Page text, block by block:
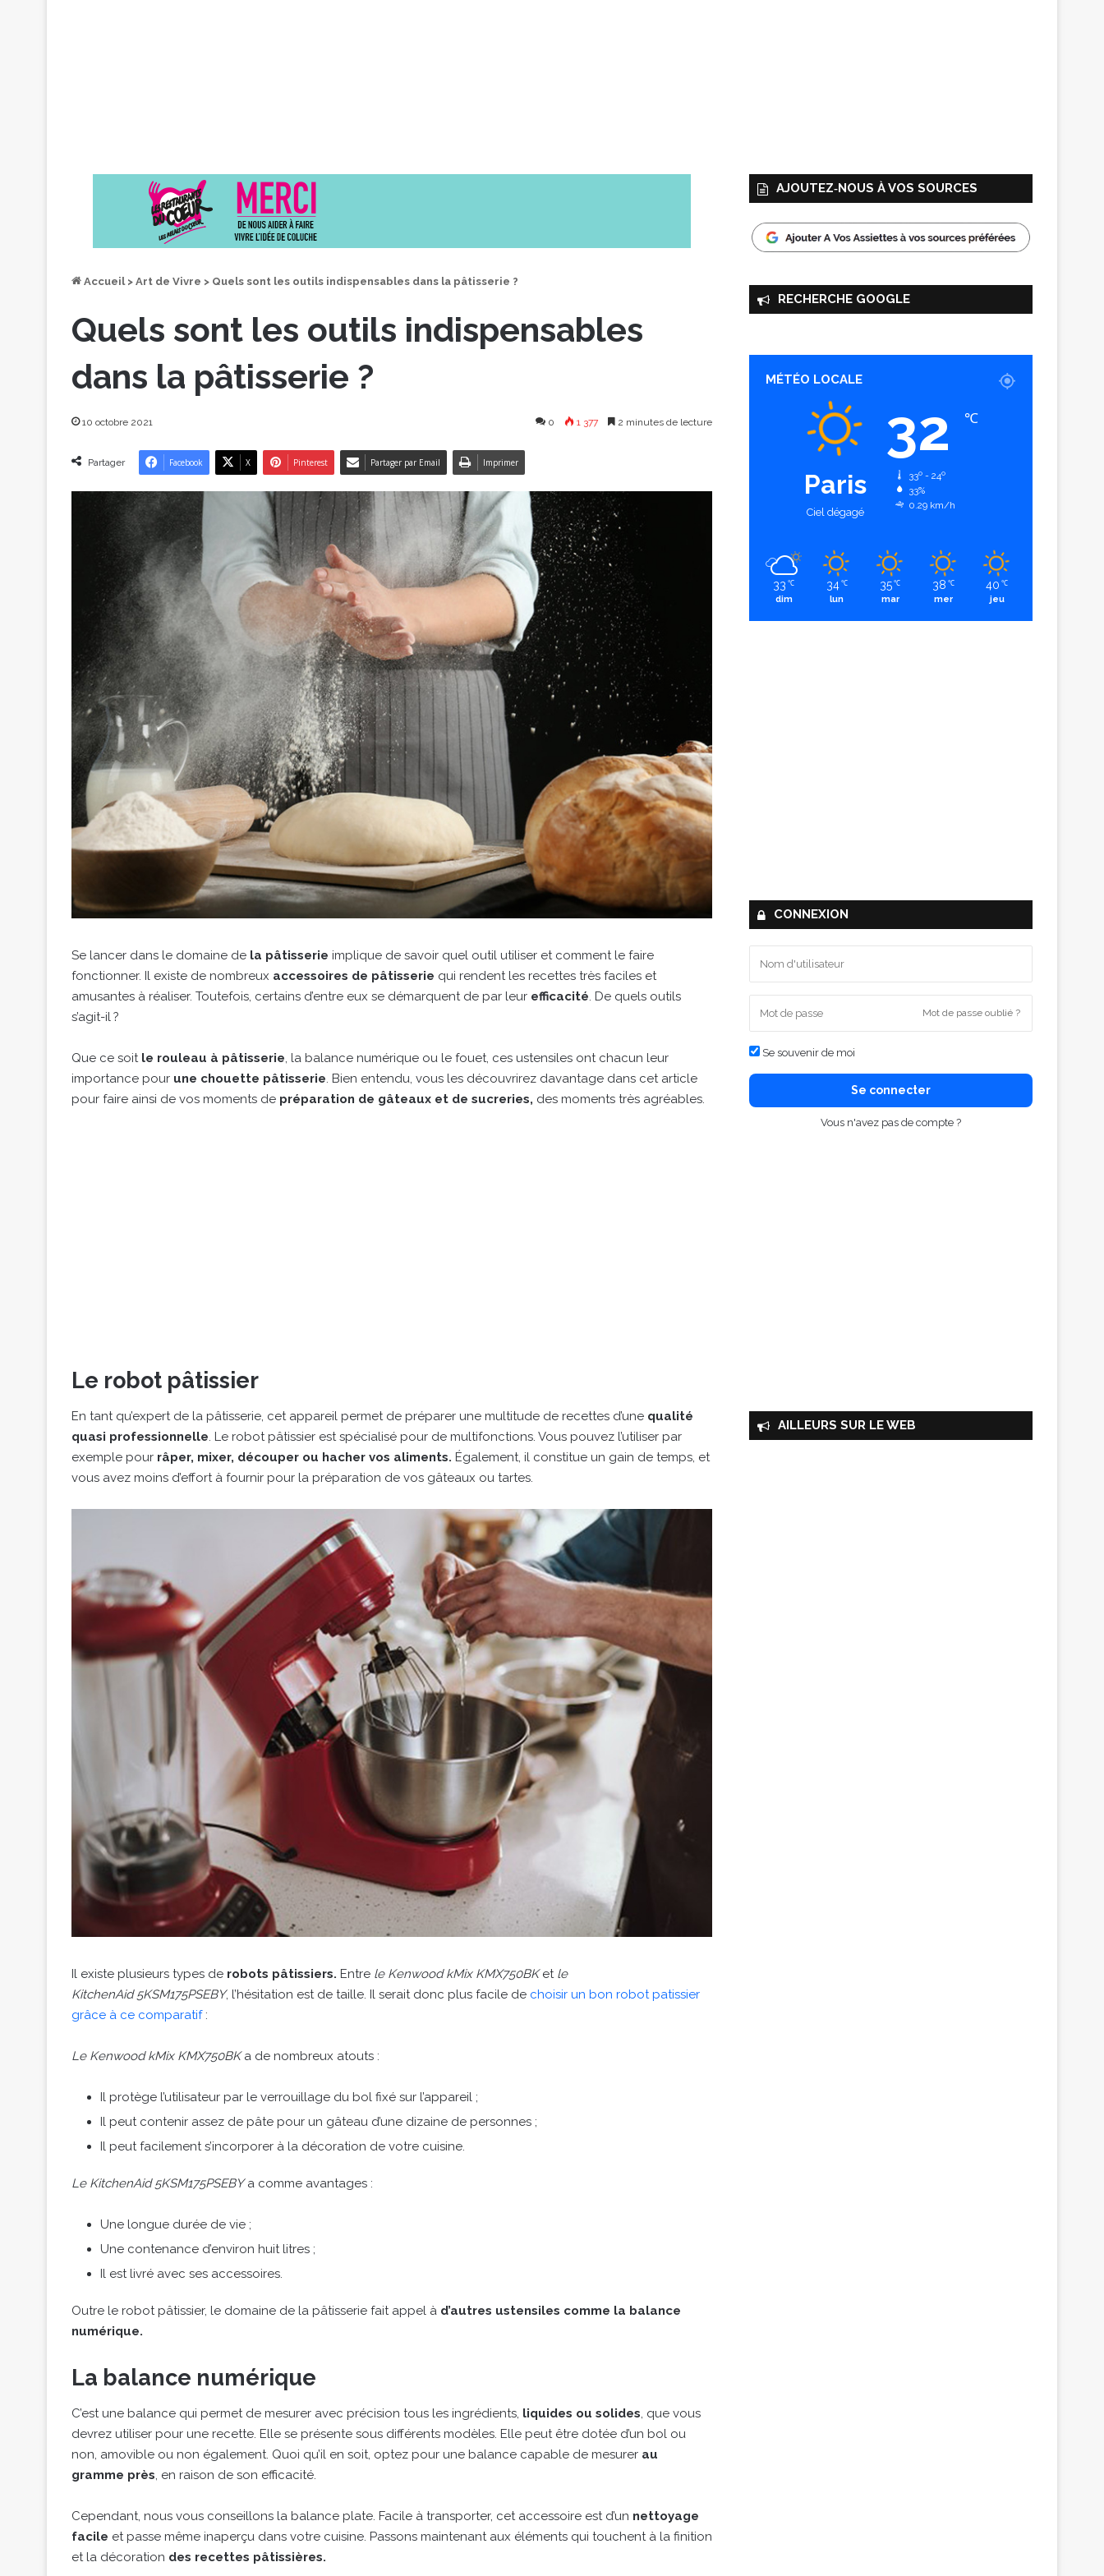
Accueil > Art de Vivre > Quels sont les outils indispensables dans la pâtisserie ?
Quels sont les outils indispensables
dans la pâtisserie ?
10 octobre 2021 0 1 377 2 minutes de lecture
Partager Facebook X Pinterest Partager par Email Imprimer
Se lancer dans le domaine de la pâtisserie implique de savoir quel outil utiliser et comment le faire
fonctionner. Il existe de nombreux accessoires de pâtisserie qui rendent les recettes très faciles et
amusantes à réaliser. Toutefois, certains d’entre eux se démarquent de par leur efficacité. De quels outils
s’agit-il ?
Que ce soit le rouleau à pâtisserie, la balance numérique ou le fouet, ces ustensiles ont chacun leur
importance pour une chouette pâtisserie. Bien entendu, vous les découvrirez davantage dans cet article
pour faire ainsi de vos moments de préparation de gâteaux et de sucreries, des moments très agréables.
Le robot pâtissier
En tant qu’expert de la pâtisserie, cet appareil permet de préparer une multitude de recettes d’une qualité
quasi professionnelle. Le robot pâtissier est spécialisé pour de multifonctions. Vous pouvez l’utiliser par
exemple pour râper, mixer, découper ou hacher vos aliments. Également, il constitue un gain de temps, et
vous avez moins d’effort à fournir pour la préparation de vos gâteaux ou tartes.
Il existe plusieurs types de robots pâtissiers. Entre le Kenwood kMix KMX750BKetle
KitchenAid 5KSM175PSEBY, l’hésitation est de taille. Il serait donc plus facile de choisir un bon robot patissier
grâce à ce comparatif:
Le Kenwood kMix KMX750BKa de nombreux atouts :
Il protège l’utilisateur par le verrouillage du bol fixé sur l’appareil ;
Il peut contenir assez de pâte pour un gâteau d’une dizaine de personnes ;
Il peut facilement s’incorporer à la décoration de votre cuisine.
Le KitchenAid 5KSM175PSEBYa comme avantages :
Une longue durée de vie ;
Une contenance d’environ huit litres ;
Il est livré avec ses accessoires.
Outre le robot pâtissier, le domaine de la pâtisserie fait appel à d’autres ustensiles comme la balance
numérique.
La balance numérique
C’est une balance qui permet de mesurer avec précision tous les ingrédients, liquides ou solides, que vous
devrez utiliser pour une recette. Elle se présente sous différents modèles. Elle peut être dotée d’un bol ou
non, amovible ou non également. Quoi qu’il en soit, optez pour une balance capable de mesurer au
gramme près, en raison de son efficacité.
Cependant, nous vous conseillons la balance plate. Facile à transporter, cet accessoire est d’un nettoyage
facile et passe même inaperçu dans votre cuisine. Passons maintenant aux éléments qui touchent à la finition
et la décoration des recettes pâtissières.
AJOUTEZ‑NOUS À VOS SOURCES
RECHERCHE GOOGLE
MÉTÉO LOCALE
Paris
Ciel dégagé
32 ℃
33º - 24º
33%
0.29 km/h
33 ℃
dim
34 ℃
lun
35 ℃
mar
38 ℃
mer
40 ℃
jeu
CONNEXION
Mot de passe oublié ?
Se souvenir de moi
Se connecter
Vous n'avez pas de compte ?
AILLEURS SUR LE WEB